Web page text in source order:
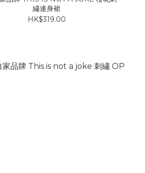
繡連身裙
HK$319.00